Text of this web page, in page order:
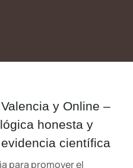
y Online –
honesta y
científica
para promover el